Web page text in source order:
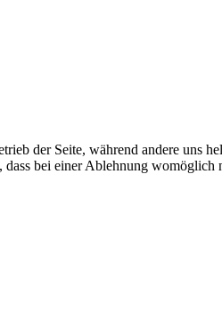
der Seite, während andere uns
bei einer Ablehnung